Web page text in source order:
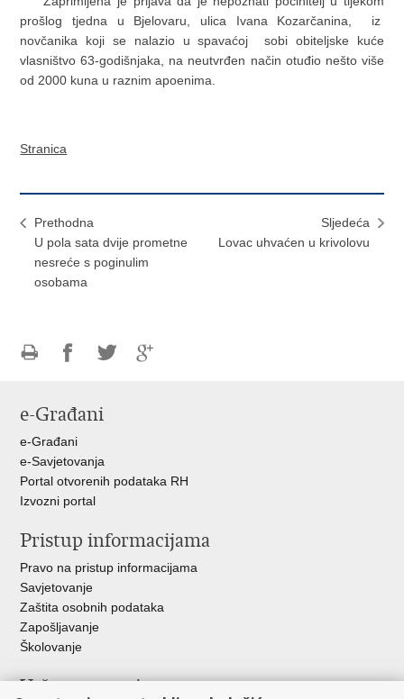
prošlog tjedna u Bjelovaru, ulica Ivana Kozarčanina, iz
novčanika koji se nalazio u spavaćoj sobi obiteljske kuće
vlasništvo 63-godišnjaka, na neutvrđen način otuđio nešto više
od 2000 kuna u raznim apoenima.
Stranica
Prethodna
U pola sata dvije prometne
nesreće s poginulim
osobama
Sljedeća
Lovac uhvaćen u krivolovu
FacebookuTwitteru
e-Građani
e-Građani
e-Savjetovanja
Portal otvorenih podataka RH
Izvozni portal
Pristup informacijama
Pravo na pristup informacijama
Savjetovanje
Zaštita osobnih podataka
Zapošljavanje
Školovanje
Važne poveznice